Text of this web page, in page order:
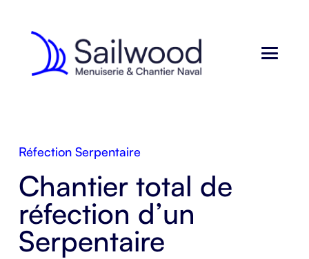
Réfection Serpentaire
Chantier total de
réfection d’un
Serpentaire